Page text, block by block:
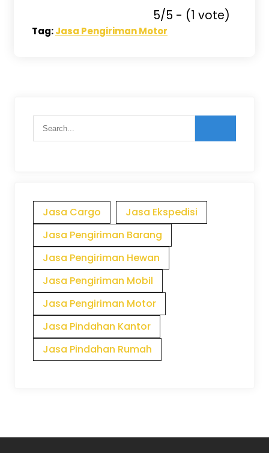
5/5 - (1 vote)
Tag:Jasa Pengiriman Motor
Jasa Cargo
Jasa Ekspedisi
Jasa Pengiriman Barang
Jasa Pengiriman Hewan
Jasa Pengiriman Mobil
Jasa Pengiriman Motor
Jasa Pindahan Kantor
Jasa Pindahan Rumah